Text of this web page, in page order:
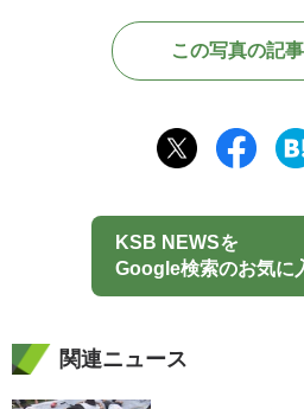
この写真の記
KSB NEWSを
Google検索のお気に
関連ニュース